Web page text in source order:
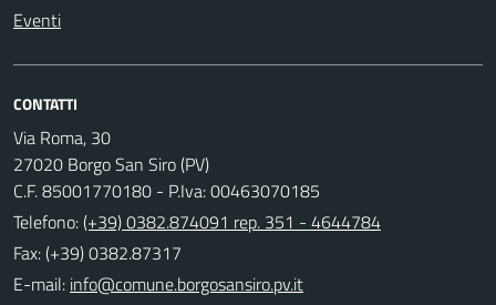
Eventi
CONTATTI
Via Roma, 30
27020 Borgo San Siro (PV)
C.F. 85001770180 - P.Iva: 00463070185
Telefono:(+39) 0382.874091 rep. 351 - 4644784
Fax: (+39) 0382.87317
E-mail: